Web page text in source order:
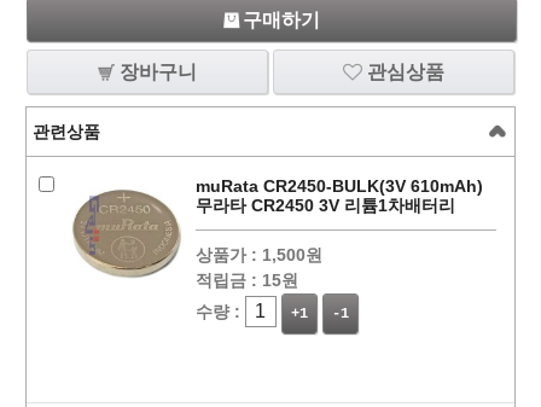
구매하기
장바구니 관심상품
관련상품
muRata CR2450-BULK(3V 610mAh)
무라타 CR2450 3V 리튬1차배터리
상품가 : 1,500원
적립금 : 15원
수량 :
+1 -1